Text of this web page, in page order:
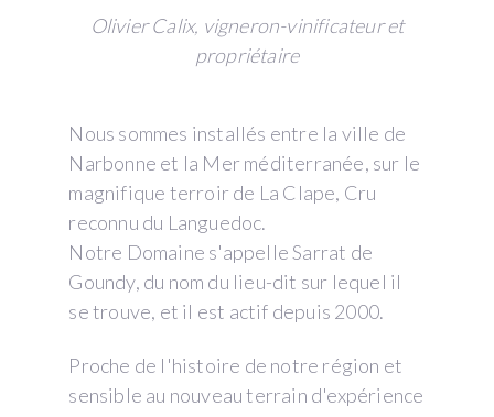
Olivier Calix, vigneron-vinificateur et
propriétaire
Nous sommes installés entre la ville de
Narbonne et la Mer méditerranée, sur le
magnifique terroir de La Clape, Cru
reconnu du Languedoc.
Notre Domaine s'appelle Sarrat de
Goundy, du nom du lieu-dit sur lequel il
se trouve, et il est actif depuis 2000.
Proche de l'histoire de notre région et
sensible au nouveau terrain d'expérience